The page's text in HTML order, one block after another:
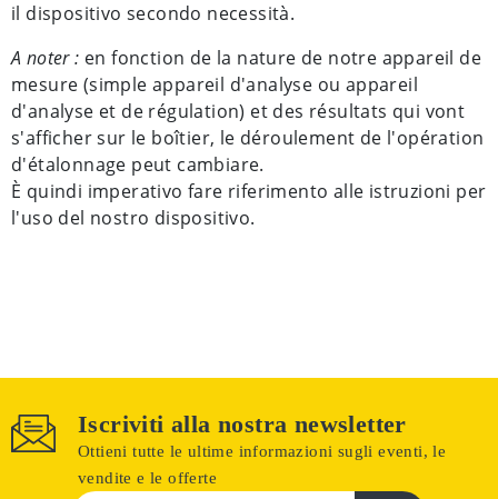
il dispositivo secondo necessità.
A noter : en fonction de la nature de notre appareil de
mesure (simple appareil d'analyse ou appareil
d'analyse et de régulation) et des résultats qui vont
s'afficher sur le boîtier, le déroulement de l'opération
d'étalonnage peut cambiare.
È quindi imperativo fare riferimento alle istruzioni per
l'uso del nostro dispositivo.
Iscriviti alla nostra newsletter
Ottieni tutte le ultime informazioni sugli eventi, le
vendite e le offerte